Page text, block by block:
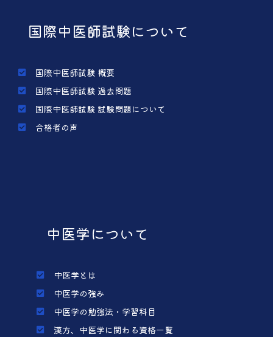
国際中医師試験について
国際中医師試験 概要
国際中医師試験 過去問題
国際中医師試験 試験問題について
合格者の声
中医学について
中医学とは
中医学の強み
中医学の勉強法・学習科目
漢方、中医学に関わる資格一覧